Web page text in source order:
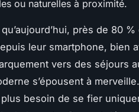
ou naturelles à proximité.
près de 80
leur smartphone, bien
vers des séjours
s’épousent à
besoin de se fier